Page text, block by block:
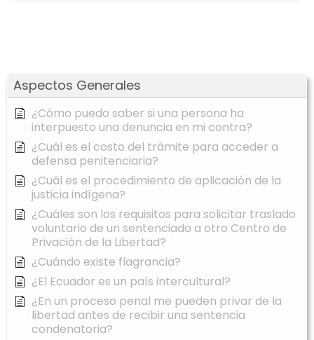
Aspectos Generales
¿Cómo puedo saber si una persona ha
interpuesto una denuncia en mi contra?
¿Cuál es el costo del trámite para acceder a
defensa penitenciaria?
¿Cuál es el procedimiento de aplicación de la
justicia indígena?
¿Cuáles son los requisitos para solicitar traslado
voluntario de un sentenciado a otro Centro de
Privación de la Libertad?
¿Cuándo existe flagrancia?
¿El Ecuador es un país intercultural?
¿En un proceso penal me pueden privar de la
libertad antes de recibir una sentencia
condenatoria?